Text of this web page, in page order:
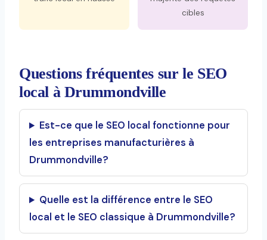
cibles
Questions fréquentes sur le SEO
local à Drummondville
Est-ce que le SEO local fonctionne pour
les entreprises manufacturières à
Drummondville?
Quelle est la différence entre le SEO
local et le SEO classique à Drummondville?